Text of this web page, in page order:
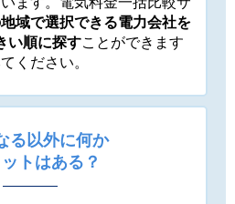
域で選択できる電力会社を
い順に探すことができます
ください。
る以外に何か
トはある？